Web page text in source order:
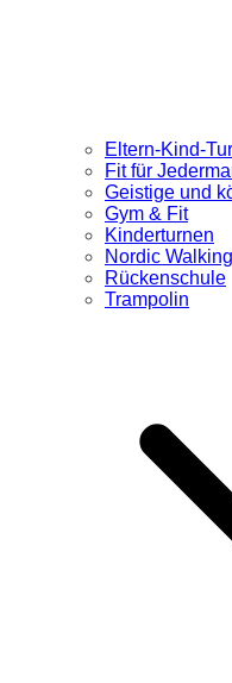
Eltern-Kind-
Fit für
Geistige und
Gym & Fit
Kinderturnen
Nordic Walking
Rückenschule
Trampolin